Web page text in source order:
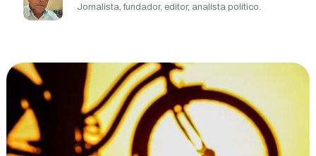
Jornalista, fundador, editor, analista político.